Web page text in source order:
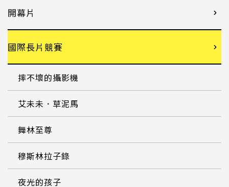
開幕片
國際長片競賽
摔不壞的攝影機
艾未未．草泥馬
舞林至尊
穆斯林拉子錄
夜光的孩子